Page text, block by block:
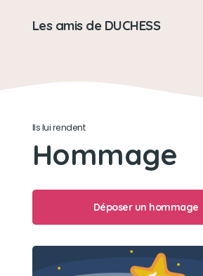
S'amuser dans les cartons
Les amis de DUCHESS
Ils lui rendent
Hommage
Déposer un hommage